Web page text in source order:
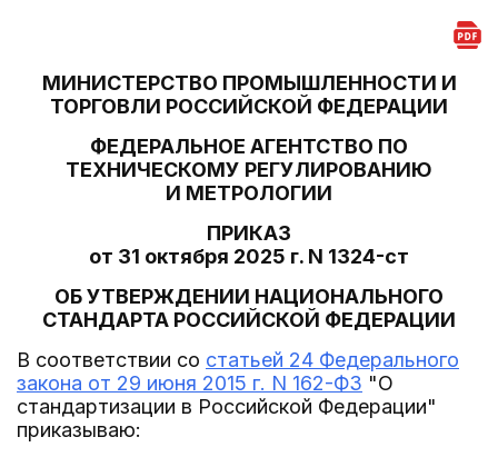
МИНИСТЕРСТВО ПРОМЫШЛЕННОСТИ И
ТОРГОВЛИ РОССИЙСКОЙ ФЕДЕРАЦИИ
ФЕДЕРАЛЬНОЕ АГЕНТСТВО ПО
ТЕХНИЧЕСКОМУ РЕГУЛИРОВАНИЮ
И МЕТРОЛОГИИ
ПРИКАЗ
от 31 октября 2025 г. N 1324-ст
ОБ УТВЕРЖДЕНИИ НАЦИОНАЛЬНОГО
СТАНДАРТА РОССИЙСКОЙ ФЕДЕРАЦИИ
В соответствии со статьей 24 Федерального
закона от 29 июня 2015 г. N 162-ФЗ "О
стандартизации в Российской Федерации"
приказываю: